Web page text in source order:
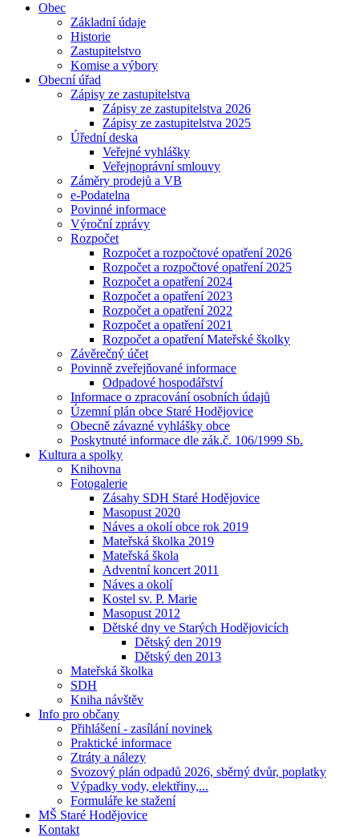
Obec
Základní údaje
Historie
Zastupitelstvo
Komise a výbory
Obecní úřad
Zápisy ze zastupitelstva
Zápisy ze zastupitelstva 2026
Zápisy ze zastupitelstva 2025
Úřední deska
Veřejné vyhlášky
Veřejnoprávní smlouvy
Záměry prodejů a VB
e-Podatelna
Povinné informace
Výroční zprávy
Rozpočet
Rozpočet a rozpočtové opatření 2026
Rozpočet a rozpočtové opatření 2025
Rozpočet a opatření 2024
Rozpočet a opatření 2023
Rozpočet a opatření 2022
Rozpočet a opatření 2021
Rozpočet a opatření Mateřské školky
Závěrečný účet
Povinně zveřejňované informace
Odpadové hospodářství
Informace o zpracování osobních údajů
Územní plán obce Staré Hodějovice
Obecně závazné vyhlášky obce
Poskytnuté informace dle zák.č. 106/1999 Sb.
Kultura a spolky
Knihovna
Fotogalerie
Zásahy SDH Staré Hodějovice
Masopust 2020
Náves a okolí obce rok 2019
Mateřská školka 2019
Mateřská škola
Adventní koncert 2011
Náves a okolí
Kostel sv. P. Marie
Masopust 2012
Dětské dny ve Starých Hodějovicích
Dětský den 2019
Dětský den 2013
Mateřská školka
SDH
Kniha návštěv
Info pro občany
Přihlášení - zasílání novinek
Praktické informace
Ztráty a nálezy
Svozový plán odpadů 2026, sběrný dvůr, poplatky
Výpadky vody, elektřiny,...
Formuláře ke stažení
MŠ Staré Hodějovice
Kontakt